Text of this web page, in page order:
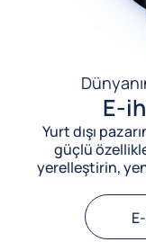
E-
Yurt dışı
güçlü
yerelleştirin,